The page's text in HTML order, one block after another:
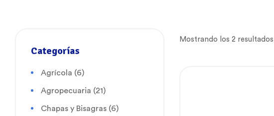
Mostrando los 2 resultados
Categorías
Agrícola (6)
Agropecuaria (21)
Chapas y Bisagras (6)